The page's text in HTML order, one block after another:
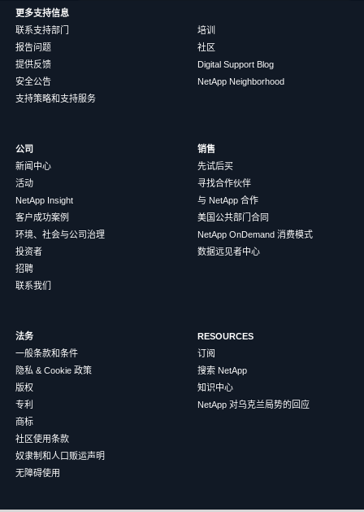
更多支持信息
联系支持部门
报告问题
提供反馈
安全公告
支持策略和支持服务
培训
社区
Digital Support Blog
NetApp Neighborhood
公司
新闻中心
活动
NetApp Insight
客户成功案例
环境、社会与公司治理
投资者
招聘
联系我们
销售
先试后买
寻找合作伙伴
与 NetApp 合作
美国公共部门合同
NetApp OnDemand 消费模式
数据远见者中心
法务
一般条款和条件
隐私 & Cookie 政策
版权
专利
商标
社区使用条款
奴隶制和人口贩运声明
无障碍使用
RESOURCES
订阅
搜索 NetApp
知识中心
NetApp 对乌克兰局势的回应